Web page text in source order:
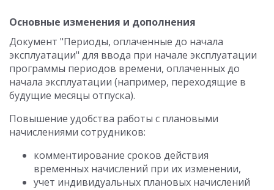
Основные изменения и дополнения
Документ "Периоды, оплаченные до начала
эксплуатации" для ввода при начале эксплуатации
программы периодов времени, оплаченных до
начала эксплуатации (например, переходящие в
будущие месяцы отпуска).
Повышение удобства работы с плановыми
начислениями сотрудников:
комментирование сроков действия
временных начислений при их изменении,
учет индивидуальных плановых начислений